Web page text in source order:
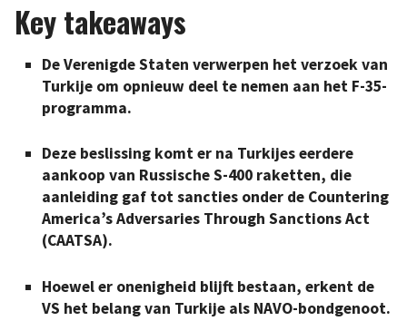
Key takeaways
De Verenigde Staten verwerpen het verzoek van
Turkije om opnieuw deel te nemen aan het F-35-
programma.
Deze beslissing komt er na Turkijes eerdere
aankoop van Russische S-400 raketten, die
aanleiding gaf tot sancties onder de Countering
America’s Adversaries Through Sanctions Act
(CAATSA).
Hoewel er onenigheid blijft bestaan, erkent de
VS het belang van Turkije als NAVO-bondgenoot.